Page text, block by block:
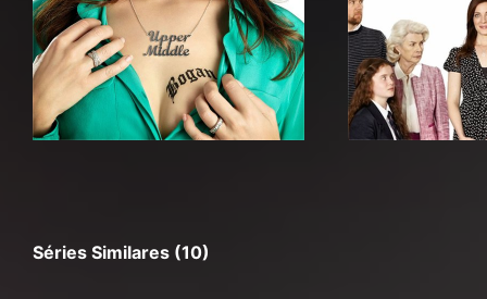
Séries Similares (10)